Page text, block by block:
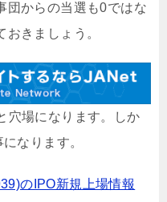
団からの当選も0ではな
きましょう。
穴場になります。しか
なります。
のIPO新規上場情報